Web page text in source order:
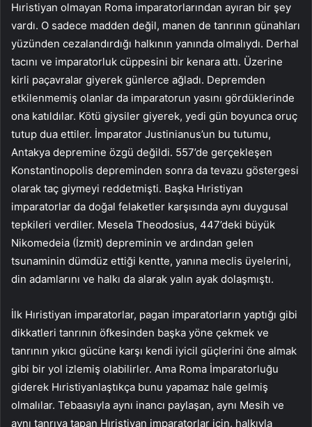
Hıristiyan olmayan Roma imparatorlarından ayıran bir şey
vardı. O sadece madden değil, manen de tanrının günahları
yüzünden cezalandırdığı halkının yanında olmalıydı. Derhal
tacını ve imparatorluk cüppesini bir kenara attı. Üzerine
kirli paçavralar giyerek günlerce ağladı. Depremden
etkilenmemiş olanlar da imparatorun yasını gördüklerinde
ona katıldılar. Kötü giysiler giyerek, yedi gün boyunca oruç
tutup dua ettiler. İmparator Justinianus’un bu tutumu,
Antakya depremine özgü değildi. 557’de gerçekleşen
Konstantinopolis depreminden sonra da tevazu göstergesi
olarak taç giymeyi reddetmişti. Başka Hıristiyan
imparatorlar da doğal felaketler karşısında aynı duygusal
tepkileri verdiler. Mesela Theodosius, 447’deki büyük
Nikomedeia (İzmit) depreminin ve ardından gelen
tsunaminin dümdüz ettiği kentte, yanına meclis üyelerini,
din adamlarını ve halkı da alarak yalın ayak dolaşmıştı.
İlk Hıristiyan imparatorlar, pagan imparatorların yaptığı gibi
dikkatleri tanrının öfkesinden başka yöne çekmek ve
tanrının yıkıcı gücüne karşı kendi iyicil güçlerini öne almak
gibi bir yol izlemiş olabilirler. Ama Roma İmparatorluğu
giderek Hıristiyanlaştıkça bunu yapamaz hale gelmiş
olmalılar. Tebaasıyla aynı inancı paylaşan, aynı Mesih ve
aynı tanrıya tapan Hıristiyan imparatorlar için, halkıyla